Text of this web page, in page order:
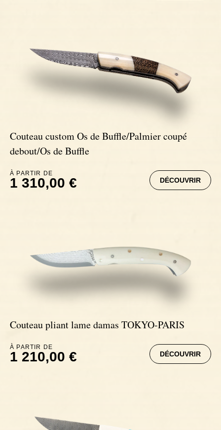
Couteau custom Os de Buffle/Palmier coupé
debout/Os de Buffle
À PARTIR DE
1 310,00 € DÉCOUVRIR
Couteau pliant lame damas TOKYO-PARIS
À PARTIR DE
1 210,00 € DÉCOUVRIR